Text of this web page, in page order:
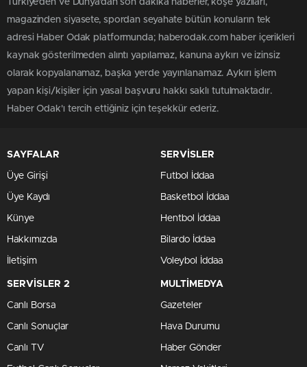
Türkiye'den ve Dünya’dan son dakika haberler, köşe yazıları,
magazinden siyasete, spordan seyahate bütün konuların tek
adresi Haber Odak platformunda; haberodak.com haber içerikleri
kaynak gösterilmeden alıntı yapılamaz, kanuna aykırı ve izinsiz
olarak kopyalanamaz, başka yerde yayınlanamaz. Aykırı işlem
yapan kişi/kişiler için yasal başvuru hakkı saklı tutulmaktadır.
Haber Odak'ı tercih ettiğiniz için teşekkür ederiz.
SAYFALAR
Üye Girişi
Üye Kaydı
Künye
Hakkımızda
İletişim
SERVİSLER
Futbol İddaa
Basketbol İddaa
Hentbol İddaa
Bilardo İddaa
Voleybol İddaa
SERVİSLER 2
Canlı Borsa
Canlı Sonuçlar
Canlı TV
MULTİMEDYA
Gazeteler
Hava Durumu
Haber Gönder